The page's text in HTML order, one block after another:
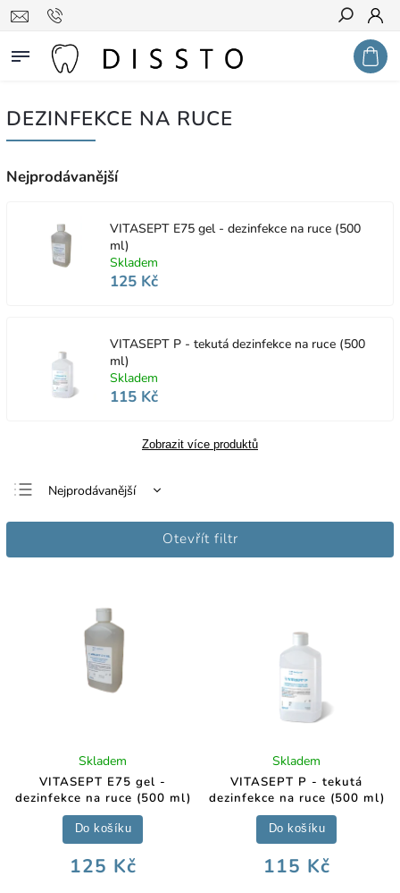
Hledat
DEZINFEKCE NA RUCE
Nejprodávanější
VITASEPT E75 gel - dezinfekce na ruce (500
ml)
Skladem
125 Kč
VITASEPT P - tekutá dezinfekce na ruce (500
ml)
Skladem
115 Kč
Zobrazit více produktů
Nejprodávanější
Nejlevnější
Otevřít filtr
VITASEPT E75 gel -
dezinfekce na ruce (500 ml)
Skladem
125 Kč
Do košíku
VITASEPT P - tekutá
dezinfekce na ruce (500 ml)
Skladem
115 Kč
Do košíku